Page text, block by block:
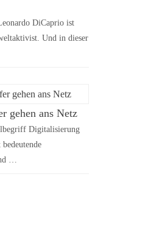
DiCaprio ist
Und in dieser
gehen ans Netz
Digitalisierung
…